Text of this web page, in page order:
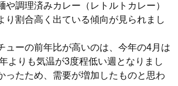
調理済みカレー（レトルトカレー）
り割合高く出ている傾向が見られまし
ーの前年比が高いのは、今年の4月は
よりも気温が3度程低い週となりまし
ったため、需要が増加したものと思わ